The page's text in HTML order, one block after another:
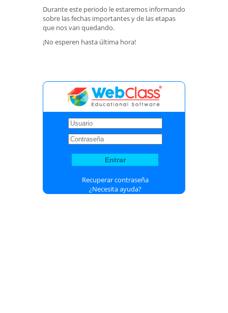
Durante este periodo le estaremos informando
sobre las fechas importantes y de las etapas
que nos van quedando.
¡No esperen hasta última hora!
Recuperar contraseña
¿Necesita ayuda?